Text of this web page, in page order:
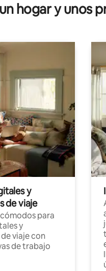
hogar y unos
y
de viaje
para
y
viaje con
de trabajo